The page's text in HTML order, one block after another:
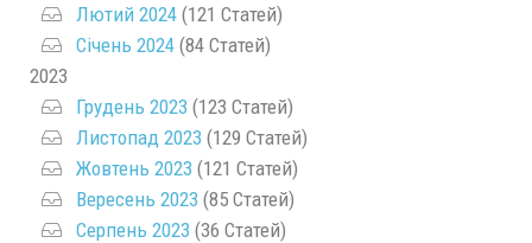
Лютий 2024 (121 Статей)
Січень 2024 (84 Статей)
2023
Грудень 2023 (123 Статей)
Листопад 2023 (129 Статей)
Жовтень 2023 (121 Статей)
Вересень 2023 (85 Статей)
Серпень 2023 (36 Статей)